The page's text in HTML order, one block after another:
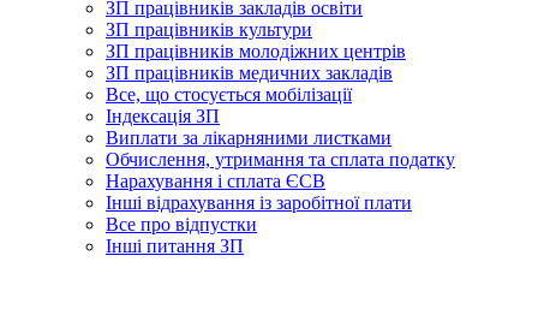
ЗП працівників закладів освіти
ЗП працівників культури
ЗП працівників молодіжних центрів
ЗП працівників медичних закладів
Все, що стосується мобілізації
Індексація ЗП
Виплати за лікарняними листками
Обчислення, утримання та сплата податку
Нарахування і сплата ЄСВ
Інші відрахування із заробітної плати
Все про відпустки
Інші питання ЗП